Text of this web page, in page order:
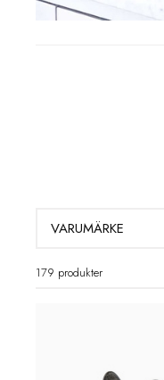
VARUMÄRKE
179 produkter